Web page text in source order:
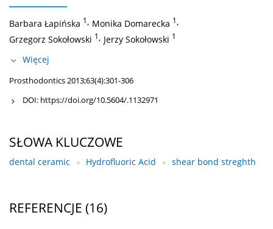
Barbara Łapińska 1, Monika Domarecka 1,
Grzegorz Sokołowski 1, Jerzy Sokołowski 1
Więcej
Prosthodontics 2013;63(4):301-306
DOI: https://doi.org/10.5604/.1132971
SŁOWA KLUCZOWE
dental ceramic Hydrofluoric Acid shear bond streghth
REFERENCJE (16)